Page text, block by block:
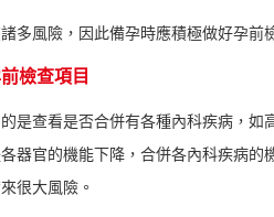
多風險，因此備孕時應積極做好孕前
檢查項目
是查看是否合併有各種內科疾病，
器官的機能下降，合併各內科疾病
很大風險。